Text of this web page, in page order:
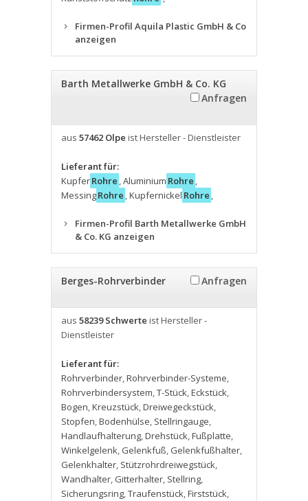
Firmen-Profil Aquila Plastic GmbH & Co
anzeigen
Barth Metallwerke GmbH & Co. KG
Anfragen
aus 57462 Olpe ist Hersteller - Dienstleister
Lieferant für:
KupferRohre ,Aluminium Rohre ,
MessingRohre ,Kupfernickel Rohre ,
Firmen-Profil Barth Metallwerke GmbH
& Co. KG anzeigen
Berges-Rohrverbinder Anfragen
aus 58239 Schwerte ist Hersteller -
Dienstleister
Lieferant für:
Rohrverbinder,Rohrverbinder-Systeme,
Rohrverbindersystem,T-Stück,Eckstück,
Bogen,Kreuzstück,Dreiwegeckstück,
Stopfen,Bodenhülse, Stellringauge,
Handlaufhalterung,Drehstück,Fußplatte,
Winkelgelenk, Gelenkfuß, Gelenkfußhalter,
Gelenkhalter, Stützrohrdreiwegstück,
Wandhalter, Gitterhalter, Stellring,
Sicherungsring,Traufenstück,Firststück,